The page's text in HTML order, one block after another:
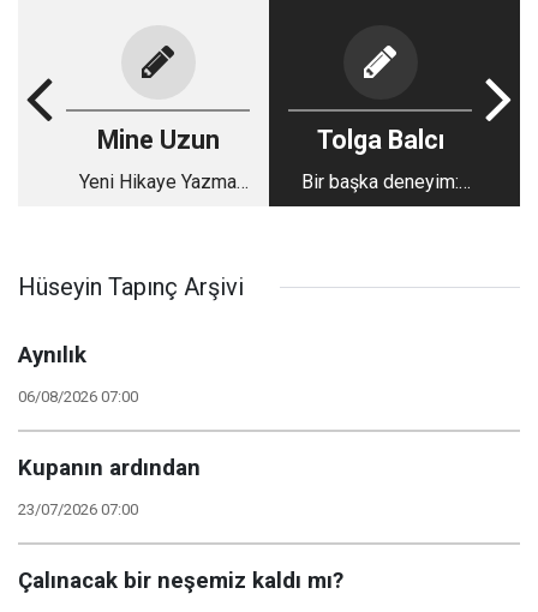
Mine Uzun
Yeni Hikaye Yazma
Tolga Balcı
Bir başka deneyim:
İngiltere’de
Hüseyin Tapınç Arşivi
Aynılık
06/08/2026 07:00
Kupanın ardından
23/07/2026 07:00
Çalınacak bir neşemiz kaldı mı?